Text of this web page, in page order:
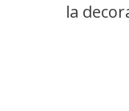
la